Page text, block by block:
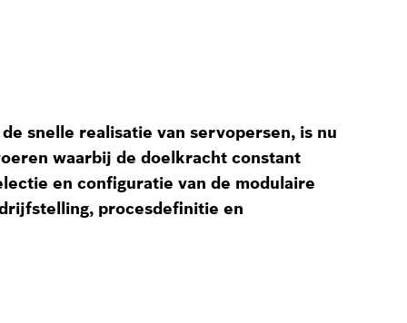
snelle realisatie van servopersen, is nu
waarbij de doelkracht constant
en configuratie van de modulaire
procesdefinitie en